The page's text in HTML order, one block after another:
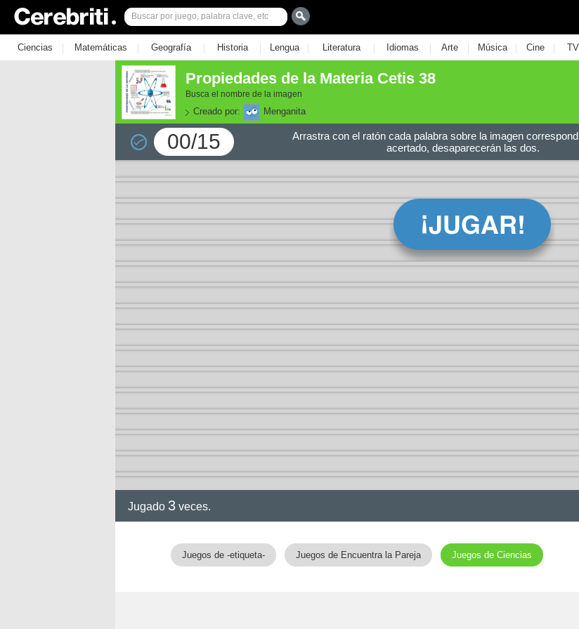
Ciencias | Matemáticas | Geografía | Historia | Lengua | Literatura | Idiomas | Arte | Música | Cine | TV
Propiedades de la Materia Cetis 38
Busca el nombre de la imagen
Creado por: Menganita
00/15
Arrastra con el ratón cada palabra sobre la imagen
acertado, desaparecerán las dos.
Jugado 3 veces.
Juegos de -etiqueta- Juegos de Encuentra la Pareja Juegos de Ciencias